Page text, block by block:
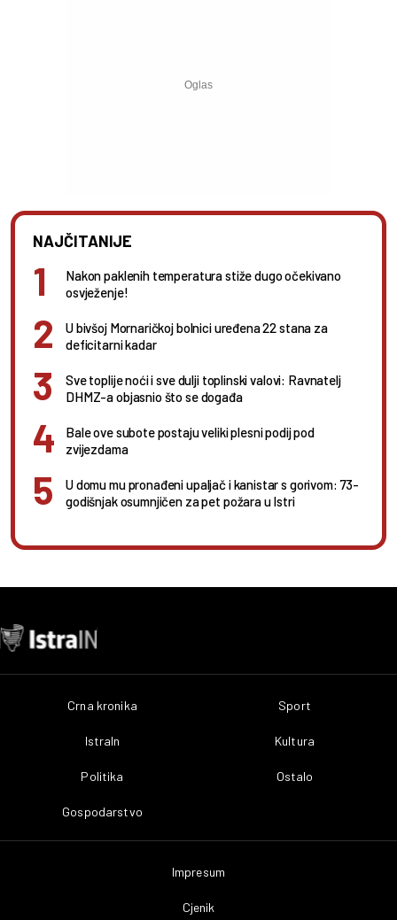
NAJČITANIJE
Nakon paklenih temperatura stiže dugo očekivano
osvježenje!
U bivšoj Mornaričkoj bolnici uređena 22 stana za
deficitarni kadar
Sve toplije noći i sve dulji toplinski valovi: Ravnatelj
DHMZ-a objasnio što se događa
Bale ove subote postaju veliki plesni podij pod
zvijezdama
U domu mu pronađeni upaljač i kanistar s gorivom: 73-
godišnjak osumnjičen za pet požara u Istri
Crna kronika
IstraIn
Politika
Gospodarstvo
Sport
Kultura
Ostalo
Impresum
Cjenik